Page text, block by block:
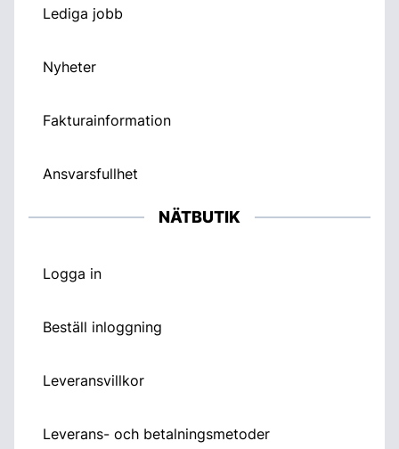
Lediga jobb
Nyheter
Fakturainformation
Ansvarsfullhet
NÄTBUTIK
Logga in
Beställ inloggning
Leveransvillkor
Leverans- och betalningsmetoder